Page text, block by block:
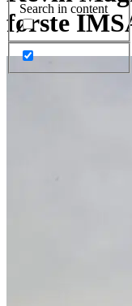
Search in content
første